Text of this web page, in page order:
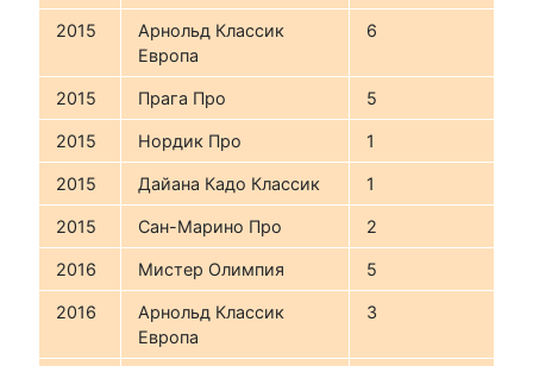
2015
Арнольд Классик
Европа
6
2015 Прага Про 5
2015 Нордик Про 1
2015 Дайана Кадо Классик 1
2015 Сан-Марино Про 2
2016 Мистер Олимпия 5
2016
Арнольд Классик
Европа
3